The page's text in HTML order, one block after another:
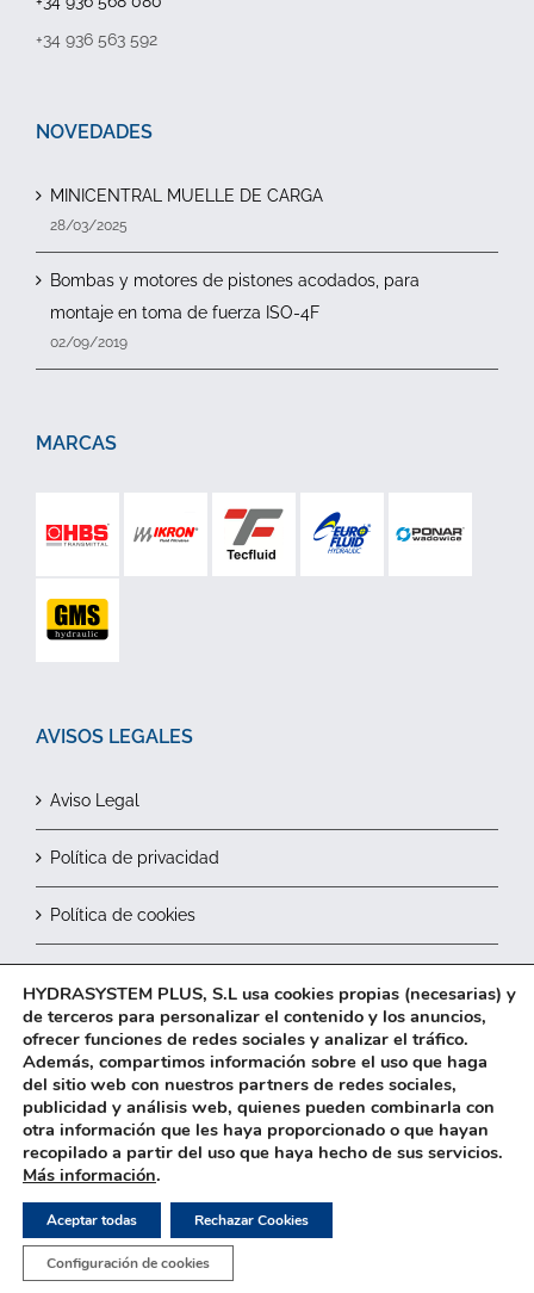
+34 936 563 592
NOVEDADES
MINICENTRAL MUELLE DE CARGA
28/03/2025
Bombas y motores de pistones acodados, para
montaje en toma de fuerza ISO-4F
02/09/2019
MARCAS
AVISOS LEGALES
Aviso Legal
Política de privacidad
Política de cookies
2026© HYDRASYSTEM Plus, S.L.
Facebook
HYDRASYSTEM PLUS, S.L usa cookies propias (necesarias) y
de terceros para personalizar el contenido y los anuncios,
ofrecer funciones de redes sociales y analizar el tráfico.
Además, compartimos información sobre el uso que haga
del sitio web con nuestros partners de redes sociales,
publicidad y análisis web, quienes pueden combinarla con
otra información que les haya proporcionado o que hayan
recopilado a partir del uso que haya hecho de sus servicios.
Más información.
Aceptar todas Rechazar Cookies
Configuración de cookies